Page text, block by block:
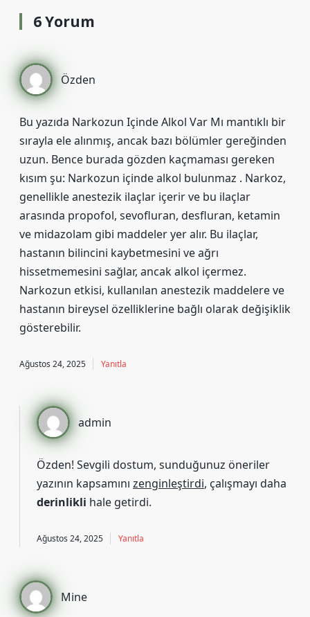
6 Yorum
Özden
Bu yazıda Narkozun Içinde Alkol Var Mı mantıklı bir
sırayla ele alınmış, ancak bazı bölümler gereğinden
uzun. Bence burada gözden kaçmaması gereken
kısım şu: Narkozun içinde alkol bulunmaz . Narkoz,
genellikle anestezik ilaçlar içerir ve bu ilaçlar
arasında propofol, sevofluran, desfluran, ketamin
ve midazolam gibi maddeler yer alır. Bu ilaçlar,
hastanın bilincini kaybetmesini ve ağrı
hissetmemesini sağlar, ancak alkol içermez.
Narkozun etkisi, kullanılan anestezik maddelere ve
hastanın bireysel özelliklerine bağlı olarak değişiklik
gösterebilir.
Ağustos 24, 2025 Yanıtla
admin
Özden! Sevgili dostum, sunduğunuz öneriler
yazının kapsamını zenginleştirdi, çalışmayı daha
derinlikli hale getirdi.
Ağustos 24, 2025 Yanıtla
Mine